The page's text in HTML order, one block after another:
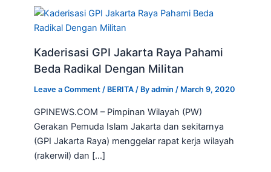
Kaderisasi GPI Jakarta Raya Pahami
Beda Radikal Dengan Militan
Leave a Comment / BERITA / Byadmin / March 9, 2020
GPINEWS.COM – Pimpinan Wilayah (PW)
Gerakan Pemuda Islam Jakarta dan sekitarnya
(GPI Jakarta Raya) menggelar rapat kerja wilayah
(rakerwil) dan […]